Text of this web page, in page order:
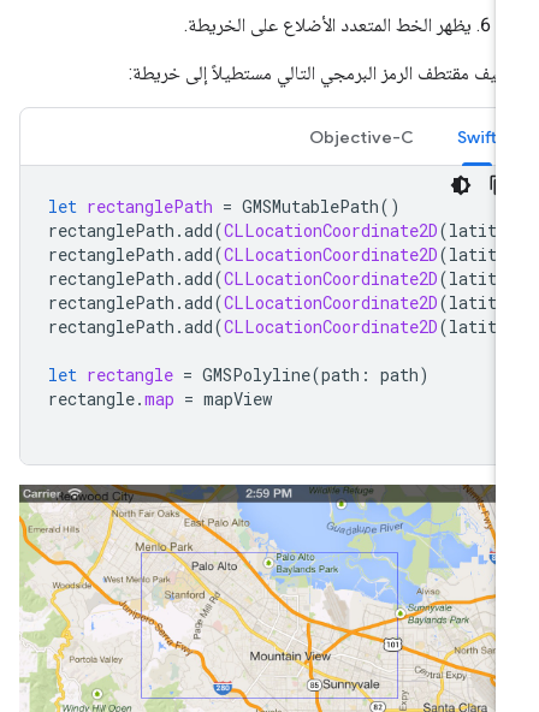
يظهر الخط المتعدد الأضلاع على الخريطة.
مقتطف الرمز البرمجي التالي مستطيلاً إلى خريطة:
Swift
Objective-C
let rectanglePath = GMSMutablePath
rectanglePath.add(CLLocationCoordinate2D(
rectanglePath.add(CLLocationCoordinate2D(
rectanglePath.add(CLLocationCoordinate2D(
rectanglePath.add(CLLocationCoordinate2D(
rectanglePath.add(CLLocationCoordinate2D(
let rectangle = GMSPolyline(path: path
rectangle. map = mapView